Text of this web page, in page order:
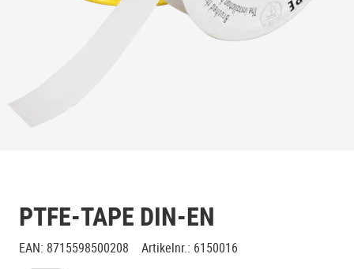
PTFE-TAPE DIN-EN
EAN: 8715598500208 Artikelnr.: 6150016